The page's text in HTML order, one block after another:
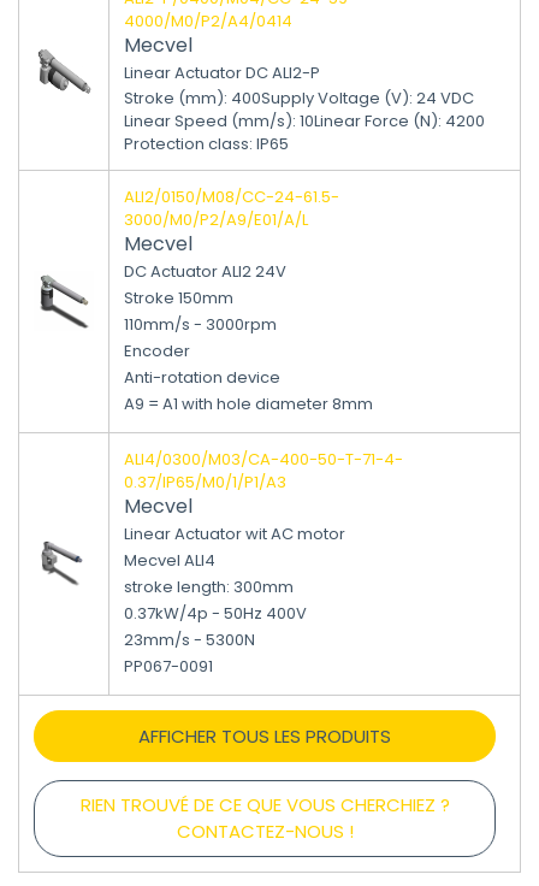
4000/M0/P2/A4/0414
Mecvel
Linear Actuator DC ALI2-P
Stroke (mm): 400Supply Voltage (V): 24 VDC
Linear Speed (mm/s): 10Linear Force (N): 4200
Protection class: IP65
ALI2/0150/M08/CC-24-61.5-
3000/M0/P2/A9/E01/A/L
Mecvel
DC Actuator ALI2 24V
Stroke 150mm
110mm/s - 3000rpm
Encoder
Anti-rotation device
A9 = A1 with hole diameter 8mm
ALI4/0300/M03/CA-400-50-T-71-4-
0.37/IP65/M0/1/P1/A3
Mecvel
Linear Actuator wit AC motor
Mecvel ALI4
stroke length: 300mm
0.37kW/4p - 50Hz 400V
23mm/s - 5300N
PP067-0091
AFFICHER TOUS LES PRODUITS
RIEN TROUVÉ DE CE QUE VOUS CHERCHIEZ ?
CONTACTEZ-NOUS !